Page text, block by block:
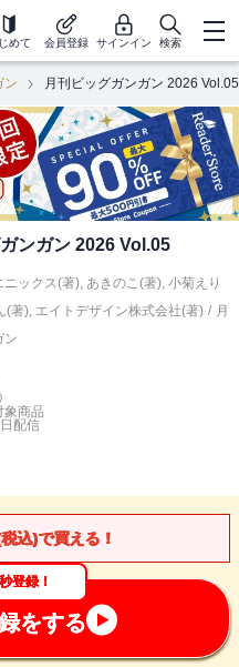
めて 会員登録 サインイン 検索
ン 月刊ビッグガンガン 2026 Vol.05
ンガン 2026 Vol.05
ニックス(著), あきのこ(著), 小菊えり
(著), エイトデザイン株式会社(著) / 月
ン
象商品
配信
込)で買える！
登録！
をする